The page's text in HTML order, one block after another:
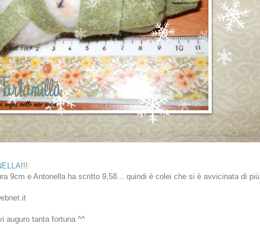
!!!
9cm e Antonella ha scritto 9,58... quindi è colei che si è avvicinata di più.
auguro tanta fortuna ^^